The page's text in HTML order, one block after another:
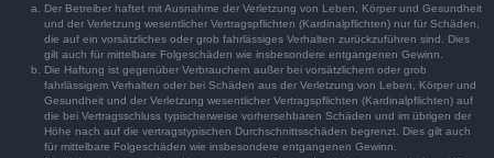
Der Betreiber haftet mit Ausnahme der Verletzung von Leben, Körper und Gesundheit
und der Verletzung wesentlicher Vertragspflichten (Kardinalpflichten) nur für Schäden,
die auf ein vorsätzliches oder grob fahrlässiges Verhalten zurückzuführen sind. Dies
gilt auch für mittelbare Folgeschäden wie insbesondere entgangenen Gewinn.
Die Haftung ist gegenüber Verbrauchern außer bei vorsätzlichem oder grob
fahrlässigem Verhalten oder bei Schäden aus der Verletzung von Leben, Körper und
Gesundheit und der Verletzung wesentlicher Vertragspflichten (Kardinalpflichten) auf
die bei Vertragsschluss typischerweise vorhersehbaren Schäden und im übrigen der
Höhe nach auf die vertragstypischen Durchschnittsschäden begrenzt. Dies gilt auch
für mittelbare Folgeschäden wie insbesondere entgangenen Gewinn.